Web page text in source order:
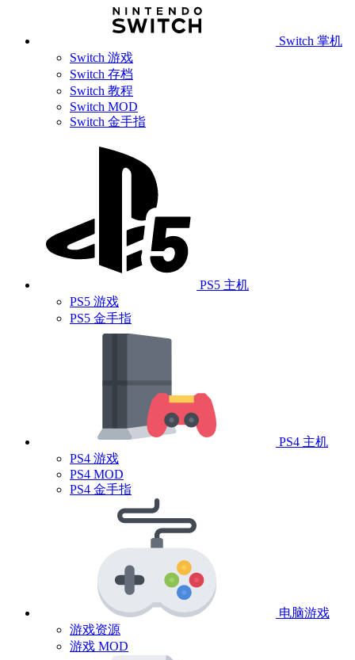
Switch 掌机
Switch 游戏
Switch 存档
Switch 教程
Switch MOD
Switch 金手指
PS5 主机
PS5 游戏
PS5 金手指
PS4 主机
PS4 游戏
PS4 MOD
PS4 金手指
电脑游戏
游戏资源
游戏 MOD